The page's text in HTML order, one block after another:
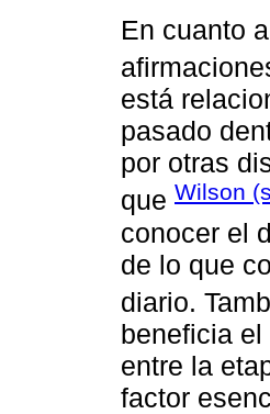
En cuanto
está
pasado
por otras
que Wilson
conocer el
de lo que
diario.
beneficia
entre la
factor